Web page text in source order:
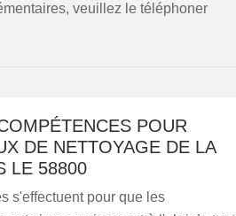
veuillez le téléphoner
POUR
DE NETTOYAGE DE LA
LE 58800
s'effectuent pour que les